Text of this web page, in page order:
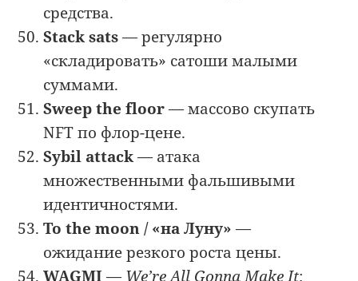
средства.
Stack sats— регулярно
«складировать» сатоши малыми
суммами.
Sweep the floor— массово скупать
NFT по флор-цене.
Sybil attack— атака
множественными фальшивыми
идентичностями.
To the moon / «на Луну» —
ожидание резкого роста цены.
WAGMI — We’re All Gonna Make It;